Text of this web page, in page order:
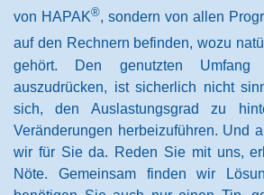
von HAPAK®, sondern von allen
auf den Rechnern befinden, wozu
gehört. Den genutzten Umfang
auszudrücken, ist sicherlich nicht
sich, den Auslastungsgrad zu
Veränderungen herbeizuführen. Und
wir für Sie da. Reden Sie mit uns,
Nöte. Gemeinsam finden wir